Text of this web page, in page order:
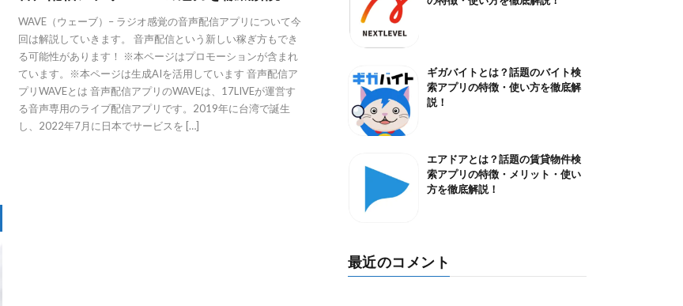
WAVE（ウェーブ）– ラジオ感覚の音声配信アプリについて今
回は解説していきます。 音声配信という新しい稼ぎ方もでき
る可能性があります！ ※本ページはプロモーションが含まれ
ています。※本ページは生成AIを活用しています 音声配信ア
プリWAVEとは 音声配信アプリのWAVEは、17LIVEが運営す
る音声専用のライブ配信アプリです。2019年に台湾で誕生
し、2022年7月に日本でサービスを […]
ギガバイトとは？話題のバイト検
索アプリの特徴・使い方を徹底解
説！
エアドアとは？話題の賃貸物件検
索アプリの特徴・メリット・使い
方を徹底解説！
最近のコメント